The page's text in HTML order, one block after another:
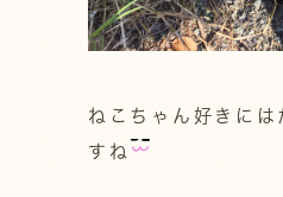
ねこちゃん好きには
すね